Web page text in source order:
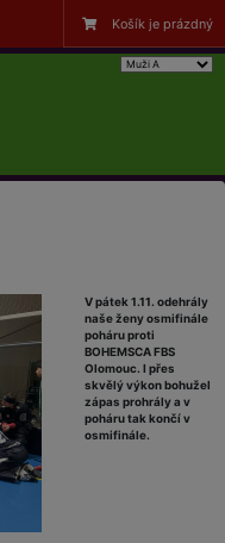
Košík je prázdný
V pátek 1.11. odehrály
naše ženy osmifinále
poháru proti
BOHEMSCA FBS
Olomouc. I přes
skvělý výkon bohužel
zápas prohrály a v
poháru tak končí v
osmifinále.